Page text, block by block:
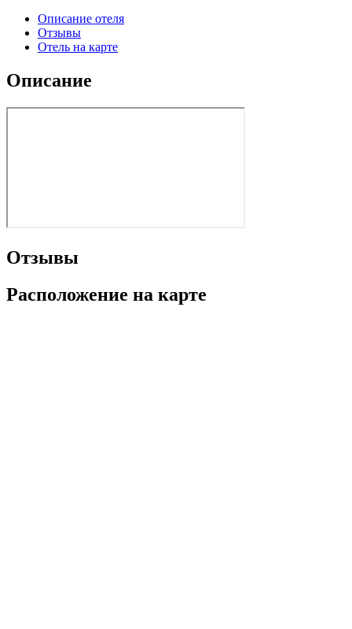
Описание отеля
Отзывы
Отель на карте
Описание
Отзывы
Расположение на карте